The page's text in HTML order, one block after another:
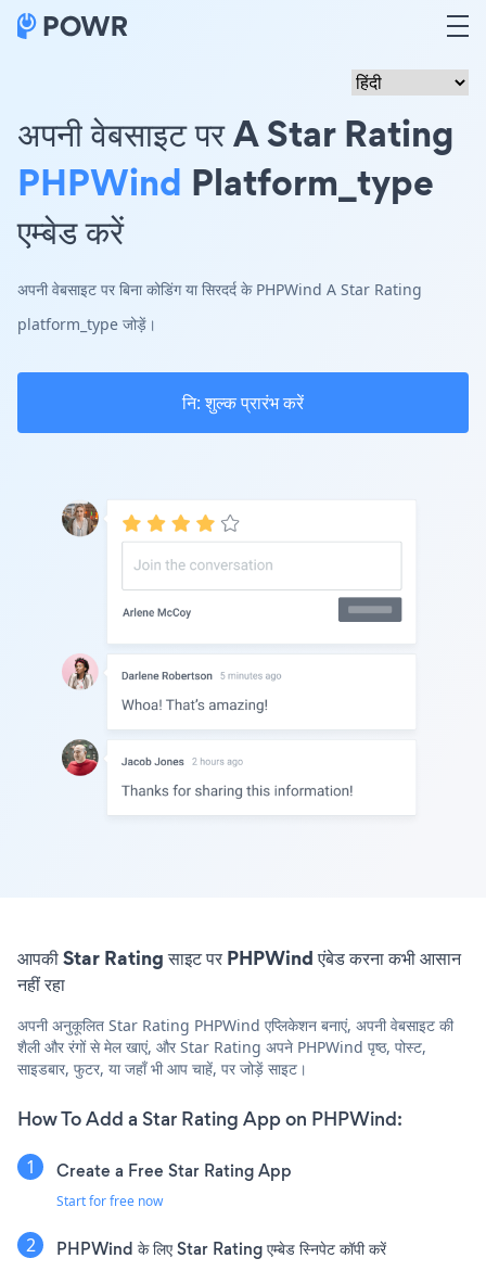
अपनी वेबसाइट पर A Star Rating
PHPWind Platform_type
एम्बेड करें
अपनी वेबसाइट पर बिना कोडिंग या सिरदर्द के PHPWind A Star Rating
platform_type जोड़ें।
नि: शुल्क प्रारंभ करें
आपकी Star Rating साइट पर PHPWind एंबेड करना कभी आसान
नहीं रहा
अपनी अनुकूलित Star Rating PHPWind एप्लिकेशन बनाएं, अपनी वेबसाइट की
शैली और रंगों से मेल खाएं, और Star Rating अपने PHPWind पृष्ठ, पोस्ट,
साइडबार, फुटर, या जहाँ भी आप चाहें, पर जोड़ें साइट।
How To Add a Star Rating App on PHPWind:
Create a Free Star Rating App
Start for free now
PHPWind के लिए Star Rating एम्बेड स्निपेट कॉपी करें